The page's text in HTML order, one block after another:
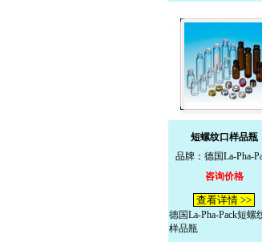
短螺纹口样品瓶
品牌：德国La-Pha-
咨询价格
查看详情 >>
德国La-Pha-Pack短螺
样品瓶